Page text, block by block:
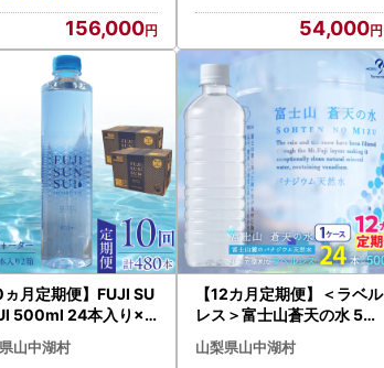
156,000 54,000
ヵ月定期便】FUJI SU
500ml 24本入り×2
山中湖村
【12カ月定期便】＜ラベル
レス＞富士山蒼天の水 50
0ml×24本（１ケース） Y
C009
山梨県山中湖村